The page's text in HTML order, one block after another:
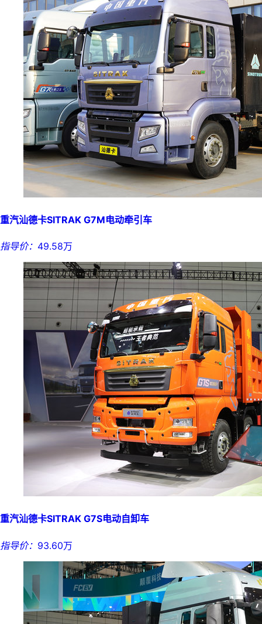
重汽汕德卡SITRAK G7M电动牵引车
指导价： 49.58万
重汽汕德卡SITRAK G7S电动自卸车
指导价： 93.60万